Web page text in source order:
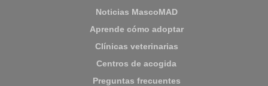
Noticias MascoMAD
Aprende cómo adoptar
Clínicas veterinarias
Centros de acogida
Preguntas frecuentes